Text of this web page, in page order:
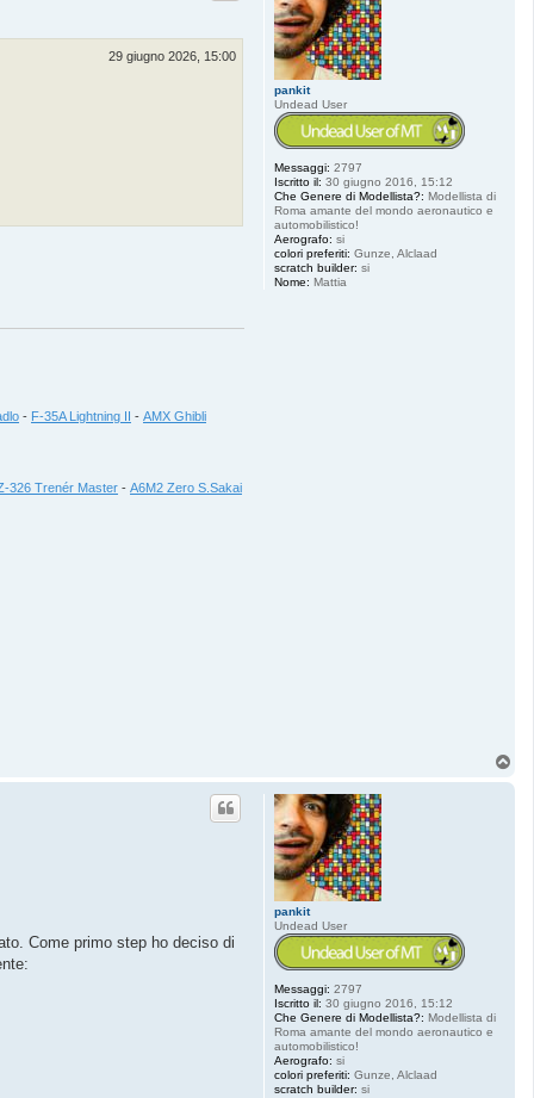
pankit
Undead User
Messaggi: 2797
Iscritto il: 30 giugno 2016, 15:12
Che Genere di Modellista?: Modellista di
Roma amante del mondo aeronautico e
automobilistico!
Aerografo: si
colori preferiti: Gunze, Alclaad
scratch builder: si
Nome: Mattia
29 giugno 2026, 15:00
- F-35A Lightning II - AMX Ghibli
326 Trenér Master - A6M2 Zero S.Sakai
pankit
Undead User
Messaggi: 2797
Iscritto il: 30 giugno 2016, 15:12
Che Genere di Modellista?: Modellista di
Roma amante del mondo aeronautico e
automobilistico!
Aerografo: si
colori preferiti: Gunze, Alclaad
scratch builder: si
Come primo step ho deciso di